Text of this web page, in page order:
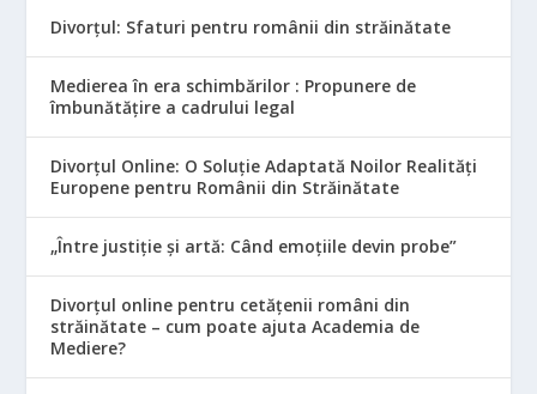
Divorțul: Sfaturi pentru românii din străinătate
Medierea în era schimbărilor : Propunere de
îmbunătățire a cadrului legal
Divorțul Online: O Soluție Adaptată Noilor Realități
Europene pentru Românii din Străinătate
„Între justiție și artă: Când emoțiile devin probe”
Divorțul online pentru cetățenii români din
străinătate – cum poate ajuta Academia de
Mediere?